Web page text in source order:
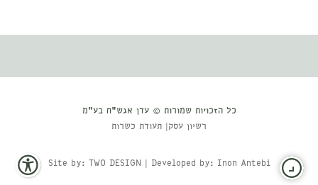
כל הזכויות שמורות © עדן אגש”ח בע”מ
רשיון עסק| תעודת כשרות
Site by: TWO DESIGN | Developed by: Inon Antebi